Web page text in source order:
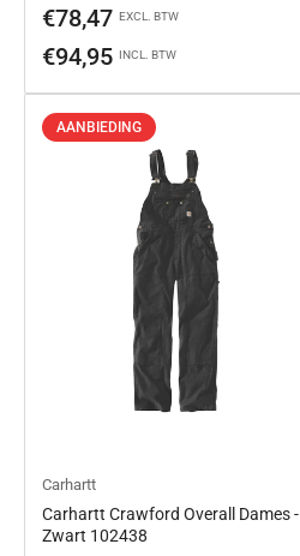
prijs
€78,47 EXCL. BTW
€94,95 INCL. BTW
AANBIEDING
Carhartt
Carhartt Crawford Overall Dames -
Zwart 102438